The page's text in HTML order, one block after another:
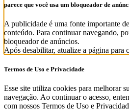
parece que você usa um bloqueador de
A publicidade é uma fonte importante
conteúdo. Para continuar navegando,
bloqueador de anúncios.
Após desabilitar, atualize a página para
Termos de Uso e Privacidade
Esse site utiliza cookies para melhorar
navegação. Ao continuar o acesso,
com nossos Termos de Uso e